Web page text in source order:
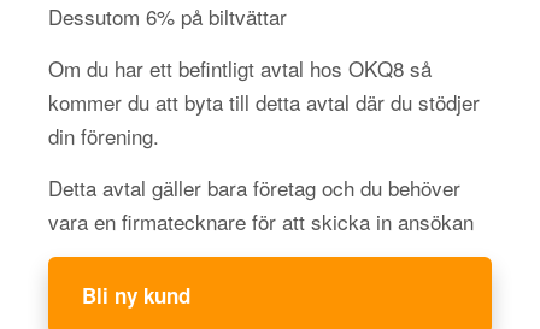
Dessutom 6% på biltvättar
Om du har ett befintligt avtal hos OKQ8 så
kommer du att byta till detta avtal där du stödjer
din förening.
Detta avtal gäller bara företag och du behöver
vara en firmatecknare för att skicka in ansökan
Bli ny kund